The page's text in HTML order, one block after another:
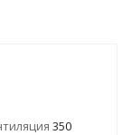
350